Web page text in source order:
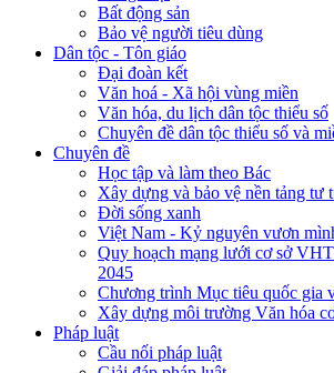
Bất động sản
Bảo vệ người tiêu dùng
Dân tộc - Tôn giáo
Đại đoàn kết
Văn hoá - Xã hội vùng miền
Văn hóa, du lịch dân tộc thiểu số
Chuyên đề dân tộc thiểu số và
Chuyên đề
Học tập và làm theo Bác
Xây dựng và bảo vệ nền tảng tư
Đời sống xanh
Việt Nam - Kỷ nguyên vươn
Quy hoạch mạng lưới cơ sở
2045
Chương trình Mục tiêu quốc gia
Xây dựng môi trường Văn hóa
Pháp luật
Cầu nối pháp luật